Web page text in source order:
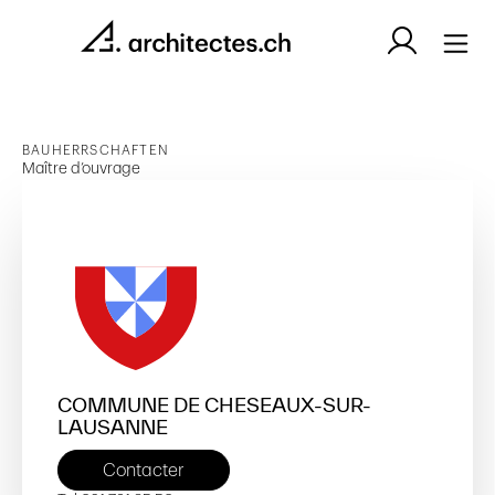
BAUHERRSCHAFTEN
Maître d’ouvrage
COMMUNE DE CHESEAUX-SUR-
LAUSANNE
Contacter